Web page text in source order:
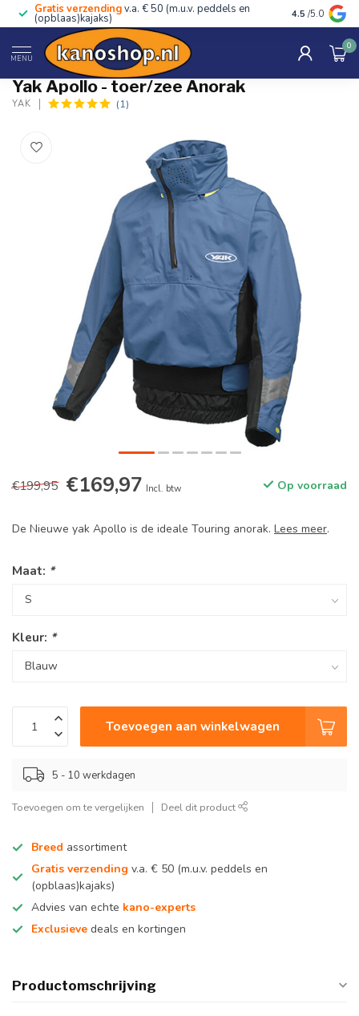
Gratis verzendingv.a. € 50 (m.u.v. peddels en
(opblaas)kajaks) Advies van
4.5 /5.0
MENU
0
Home / Apollo - toer/zee Anorak
Yak Apollo - toer/zee Anorak
YAK (1)
€199,95 €169,97 Incl. btw Op voorraad
De Nieuwe yak Apollo is de ideale Touring anorak. Lees meer.
Maat: *
Kleur: *
Toevoegen aan winkelwagen
5 - 10 werkdagen
Toevoegen om te vergelijken Deel dit product
Breed assortiment
Gratis verzending v.a. € 50 (m.u.v. peddels en
(opblaas)kajaks)
Advies van echte kano-experts
Exclusieve deals en kortingen
Productomschrijving